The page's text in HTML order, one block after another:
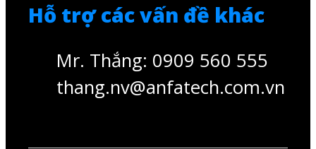
Hỗ trợ các vấn đề khác
Mr. Thắng: 0909 560 555
thang.nv@anfatech.com.vn